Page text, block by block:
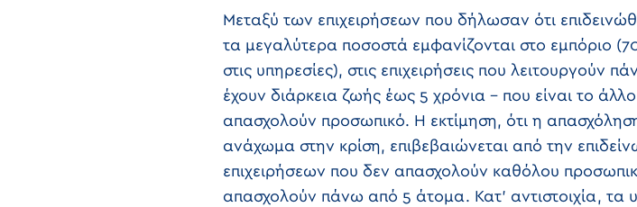
Μεταξύ των επιχειρήσεων που δήλωσαν ότι
τα μεγαλύτερα ποσοστά εμφανίζονται στο εμπόριο
στις υπηρεσίες), στις επιχειρήσεις που λειτουργούν
έχουν διάρκεια ζωής έως 5 χρόνια – που είναι το άλλο
απασχολούν προσωπικό. Η εκτίμηση, ότι η
ανάχωμα στην κρίση, επιβεβαιώνεται από την
επιχειρήσεων που δεν απασχολούν καθόλου
απασχολούν πάνω από 5 άτομα. Κατ’ αντιστοιχία, τα